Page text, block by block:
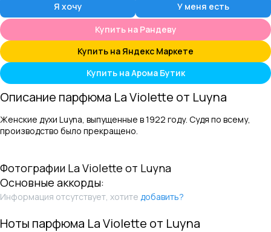
Я хочу
У меня есть
Купить на Рандеву
Купить на Яндекс Маркете
Купить на Арома Бутик
Описание парфюма La Violette от Luyna
Женские духи Luyna, выпущенные в 1922 году. Судя по всему,
производство было прекращено.
Фотографии La Violette от Luyna
Основные аккорды:
Информация отсутствует, хотите добавить?
Ноты парфюма La Violette от Luyna